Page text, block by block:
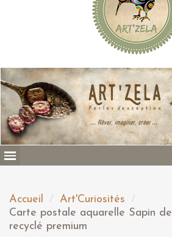
Accueil
Art'Curiosités
Carte postale aquarelle Sapin
recyclé premium